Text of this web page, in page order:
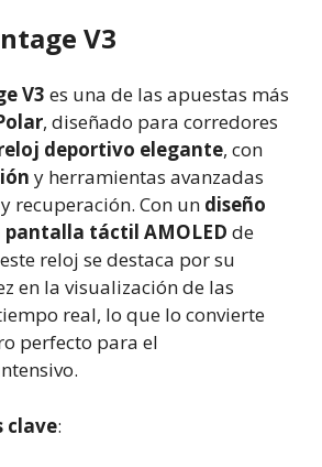
V3
V3 es una de las apuestas más
, diseñado para corredores
deportivo elegante, con
y herramientas avanzadas
recuperación. Con un diseño
pantalla táctil AMOLED de
reloj se destaca por su
en la visualización de las
real, lo que lo convierte
perfecto para el
clave: